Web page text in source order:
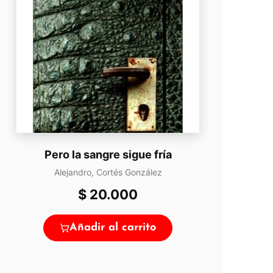
Pero la sangre sigue fría
Alejandro, Cortés González
$ 20.000
Añadir al carrito